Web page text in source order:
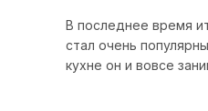
В последнее время
стал очень
кухне он и вовсе